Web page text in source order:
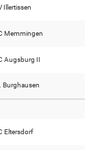
Illertissen
Memmingen
Augsburg II
Burghausen
Eltersdorf